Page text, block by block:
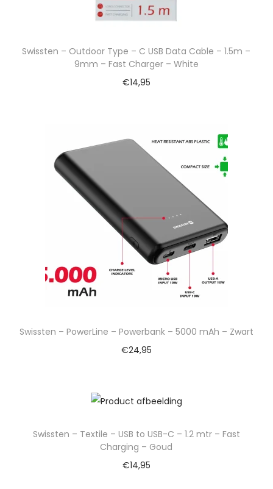
Swissten – Outdoor Type – C USB Data Cable – 1.5m –
9mm – Fast Charger – White
€14,95
Swissten – PowerLine – Powerbank – 5000 mAh – Zwart
€24,95
Swissten – Textile – USB to USB-C – 1.2 mtr – Fast
Charging – Goud
€14,95